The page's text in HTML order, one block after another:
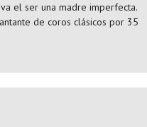
el ser una madre imperfecta.
de coros clásicos por 35